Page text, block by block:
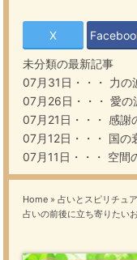
X
未分類の最新記事
07月31日・・・ 力の
07月26日・・・ 愛の
07月21日・・・ 感謝
07月12日・・・ 国の
07月11日・・・ 空間
Home » 占いとスピリチュ
占いの前後に立ち寄りたい